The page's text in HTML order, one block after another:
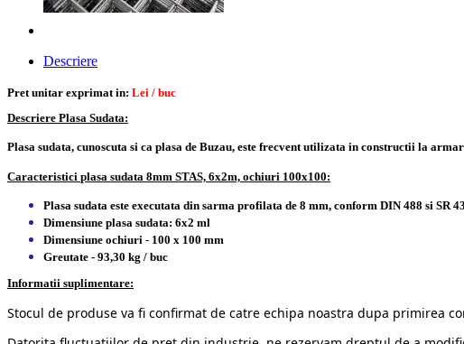
Descriere
Pret unitar exprimat in: Lei / buc
Descriere Plasa Sudata:
Plasa sudata, cunoscuta si ca plasa de Buzau, este frecvent utilizata in constructii la
Caracteristici plasa sudata 8mm STAS, 6x2m, ochiuri 100x100:
Plasa sudata este executata din sarma profilata de 8 mm, conform DIN 488 si SR
Dimensiune plasa sudata: 6x2 ml
Dimensiune ochiuri - 100 x 100 mm
Greutate - 93,30 kg / buc
Informatii suplimentare:
Stocul de produse va fi confirmat de catre echipa noastra dupa primirea